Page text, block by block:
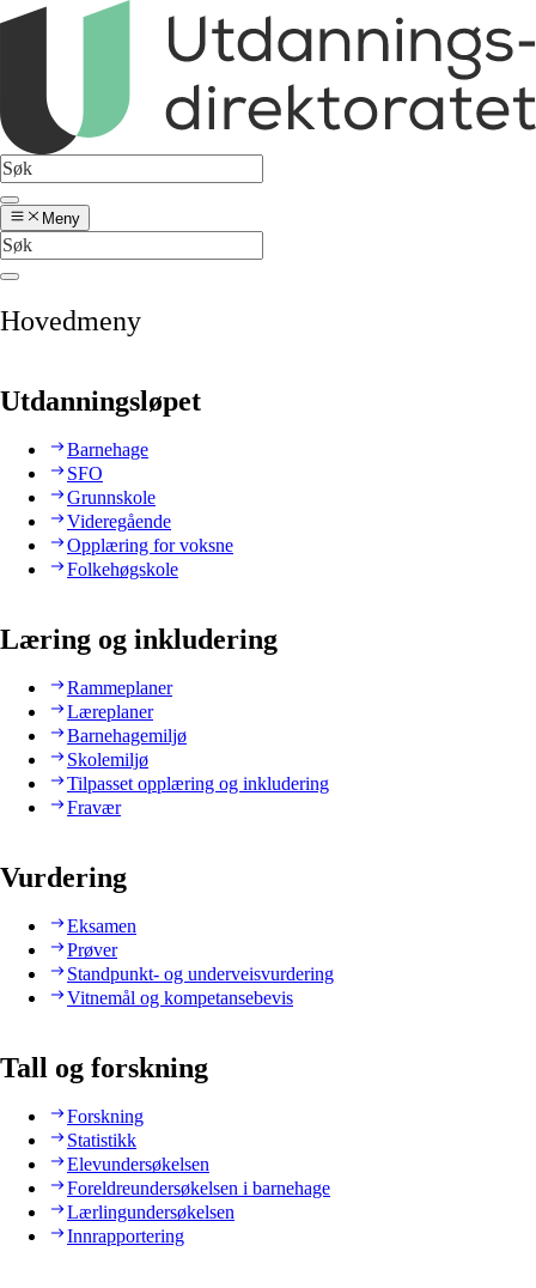
Meny
Hovedmeny
Utdanningsløpet
Barnehage
SFO
Grunnskole
Videregående
Opplæring for voksne
Folkehøgskole
Læring og inkludering
Rammeplaner
Læreplaner
Barnehagemiljø
Skolemiljø
Tilpasset opplæring og inkludering
Fravær
Vurdering
Eksamen
Prøver
Standpunkt- og underveisvurdering
Vitnemål og kompetansebevis
Tall og forskning
Forskning
Statistikk
Elevundersøkelsen
Foreldreundersøkelsen i barnehage
Lærlingundersøkelsen
Innrapportering